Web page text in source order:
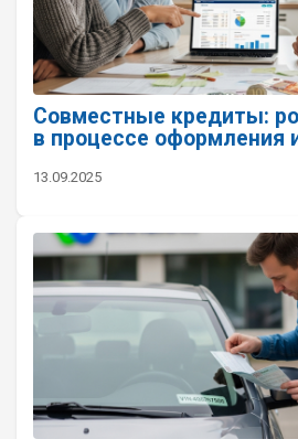
Совместные кредиты:
в процессе оформления
13.09.2025